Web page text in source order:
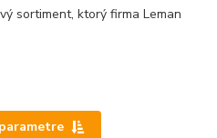
sortiment, ktorý firma Leman